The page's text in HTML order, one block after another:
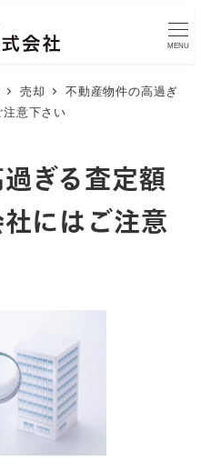
MENU
売却
不動産物件の高過ぎ
意下さい
ぎる査定額
にはご注意